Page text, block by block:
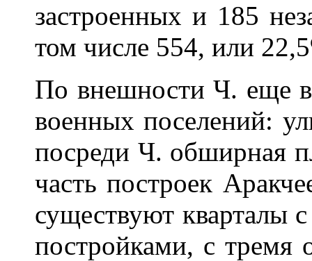
застроенных и 185
том числе 554, или
По внешности Ч. еще
военных поселений:
посреди Ч. обширная
часть построек
существуют кварталы
постройками, с тремя